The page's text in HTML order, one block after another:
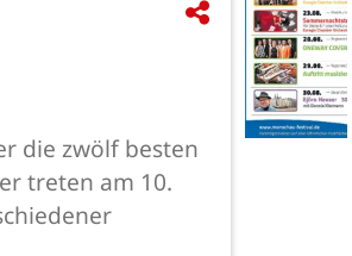
die zwölf besten
treten am 10.